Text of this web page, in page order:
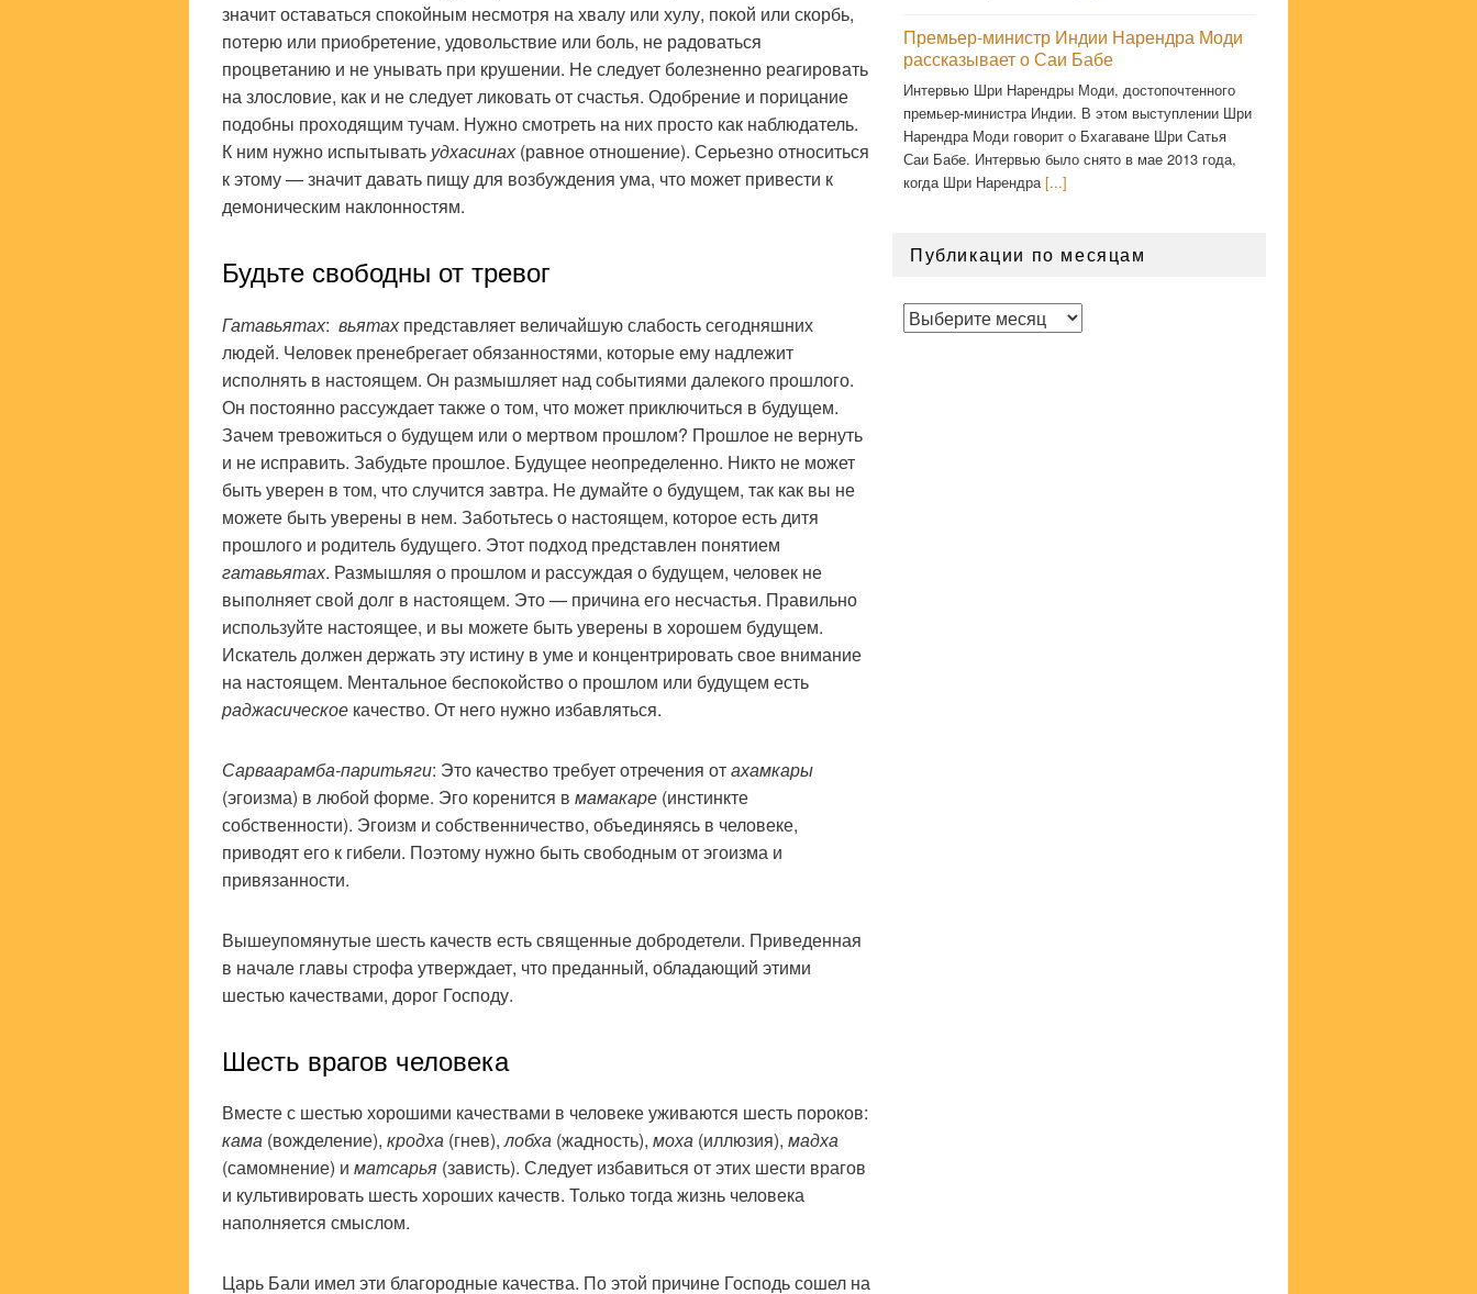
значит оставаться спокойным несмотря на хвалу или хулу, покой или скорбь,
потерю или приобретение, удовольствие или боль, не радоваться
процветанию и не унывать при крушении. Не следует болезненно реагировать
на злословие, как и не следует ликовать от счастья. Одобрение и порицание
подобны проходящим тучам. Нужно смотреть на них просто как наблюдатель.
К ним нужно испытывать удхасинах(равное отношение). Серьезно относиться
к этому — значит давать пищу для возбуждения ума, что может привести к
демоническим наклонностям.
Будьте свободны от тревог
Гатавьятах: вьятахпредставляет величайшую слабость сегодняшних
людей. Человек пренебрегает обязанностями, которые ему надлежит
исполнять в настоящем. Он размышляет над событиями далекого прошлого.
Он постоянно рассуждает также о том, что может приключиться в будущем.
Зачем тревожиться о будущем или о мертвом прошлом? Прошлое не вернуть
и не исправить. Забудьте прошлое. Будущее неопределенно. Никто не может
быть уверен в том, что случится завтра. Не думайте о будущем, так как вы не
можете быть уверены в нем. Заботьтесь о настоящем, которое есть дитя
прошлого и родитель будущего. Этот подход представлен понятием
гатавьятах. Размышляя о прошлом и рассуждая о будущем, человек не
выполняет свой долг в настоящем. Это — причина его несчастья. Правильно
используйте настоящее, и вы можете быть уверены в хорошем будущем.
Искатель должен держать эту истину в уме и концентрировать свое внимание
на настоящем. Ментальное беспокойство о прошлом или будущем есть
раджасическое качество. От него нужно избавляться.
Сарваарамба-паритьяги: Это качество требует отречения отахамкары
(эгоизма) в любой форме. Эго коренится в мамакаре (инстинкте
собственности). Эгоизм и собственничество, объединяясь в человеке,
приводят его к гибели. Поэтому нужно быть свободным от эгоизма и
привязанности.
Вышеупомянутые шесть качеств есть священные добродетели. Приведенная
в начале главы строфа утверждает, что преданный, обладающий этими
шестью качествами, дорог Господу.
Шесть врагов человека
Вместе с шестью хорошими качествами в человеке уживаются шесть пороков:
кама (вожделение), кродха (гнев),лобха (жадность), моха (иллюзия), мадха
(самомнение) и матсарья (зависть). Следует избавиться от этих шести врагов
и культивировать шесть хороших качеств. Только тогда жизнь человека
наполняется смыслом.
Царь Бали имел эти благородные качества. По этой причине Господь сошел на
Премьер-министр Индии Нарендра Моди
рассказывает о Саи Бабе
Интервью Шри Нарендры Моди, достопочтенного
премьер-министра Индии. В этом выступлении Шри
Нарендра Моди говорит о Бхагаване Шри Сатья
Саи Бабе. Интервью было снято в мае 2013 года,
когда Шри Нарендра [...]
Публикации по месяцам
Публикации
по